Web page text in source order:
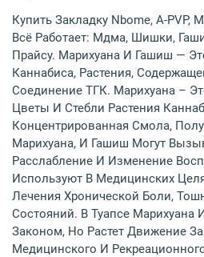
Купить Закладку Nbome, A-
Всё Работает: Мдма, Шишки,
Прайсу. Марихуана И Гашиш —
Каннабиса, Растения,
Соединение ТГК. Марихуана –
Цветы И Стебли Растения
Концентрированная Смола,
Марихуана, И Гашиш Могут
Расслабление И Изменение
Используют В Медицинских
Лечения Хронической Боли,
Состояний. В Туапсе
Законом, Но Растет Движение
Медицинского И